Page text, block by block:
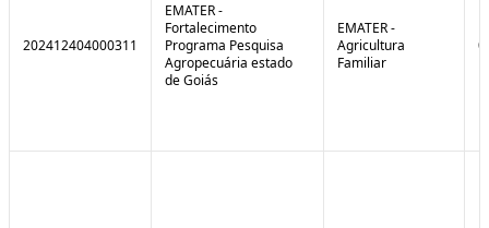
202412404000311
EMATER -
Fortalecimento
Programa Pesquisa
Agropecuária estado
de Goiás
EMATER -
Agricultura
Familiar